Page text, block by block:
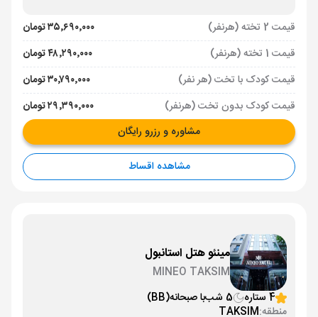
قیمت 2 تخته (هرنفر)
۳۵٬۶۹۰٬۰۰۰ تومان
قیمت 1 تخته (هرنفر)
۴۸٬۲۹۰٬۰۰۰ تومان
قیمت کودک با تخت (هر نفر)
۳۰٬۷۹۰٬۰۰۰ تومان
قیمت کودک بدون تخت (هرنفر)
۲۹٬۳۹۰٬۰۰۰ تومان
مشاوره و رزرو رایگان
مشاهده اقساط
مینئو هتل استانبول
MINEO TAKSIM
4 ستاره
5 شب با صبحانه(BB)
منطقه:TAKSIM